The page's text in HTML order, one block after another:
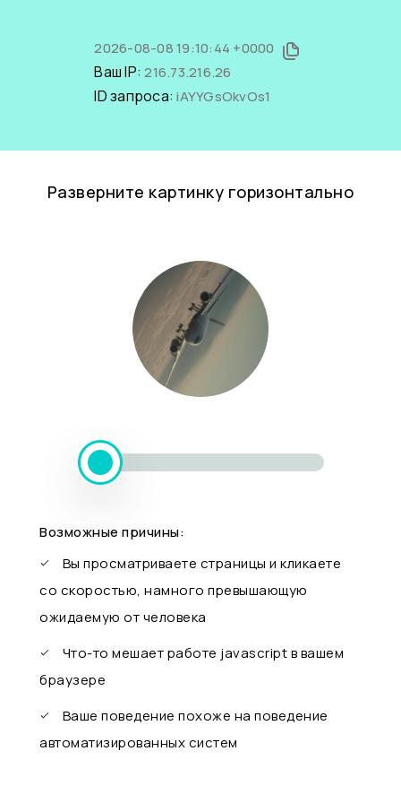
2026-08-08 19:10:44 +0000
Ваш IP:216.73.216.26
ID запроса:iAYYGsOkvOs1
Разверните картинку горизонтально
Возможные причины:
Вы просматриваете страницы и кликаете
со скоростью, намного превышающую
ожидаемую от человека
Что-то мешает работе javascript в вашем
браузере
Ваше поведение похоже на поведение
автоматизированных систем